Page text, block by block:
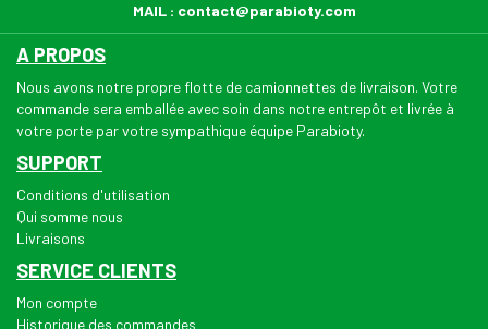
MAIL : contact@parabioty.com
A PROPOS
Nous avons notre propre flotte de camionnettes de livraison. Votre
commande sera emballée avec soin dans notre entrepôt et livrée à
votre porte par votre sympathique équipe Parabioty.
SUPPORT
Conditions d'utilisation
Qui somme nous
Livraisons
SERVICE CLIENTS
Mon compte
Historique des commandes